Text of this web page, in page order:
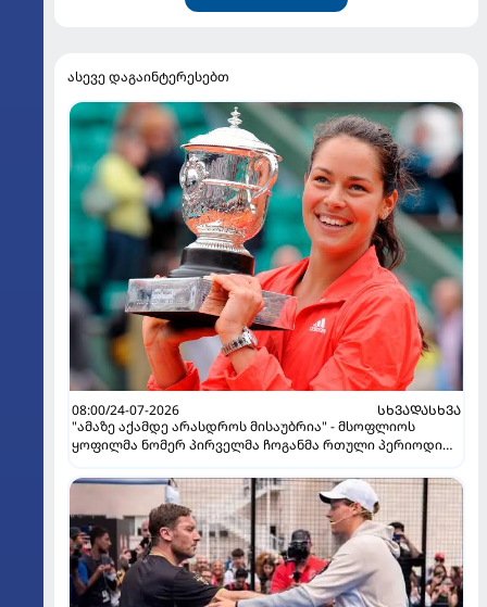
ასევე დაგაინტერესებთ
08:00/24-07-2026
ᲡᲮᲕᲐᲓᲐᲡᲮᲕᲐ
"ამაზე აქამდე არასდროს მისაუბრია" - მსოფლიოს
ყოფილმა ნომერ პირველმა ჩოგანმა რთული პერიოდი